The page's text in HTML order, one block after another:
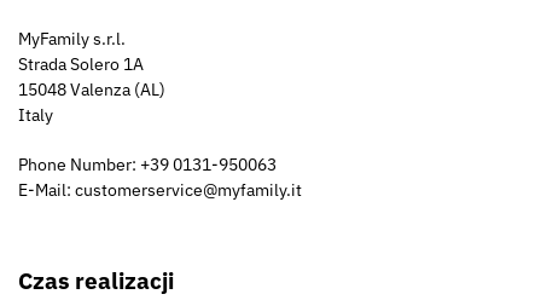
MyFamily s.r.l.
Strada Solero 1A
15048 Valenza (AL)
Italy
Phone Number: +39 0131-950063
E-Mail: customerservice@myfamily.it
Czas realizacji